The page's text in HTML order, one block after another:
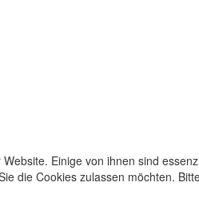
Einige von ihnen sind
die Cookies zulassen möchten.